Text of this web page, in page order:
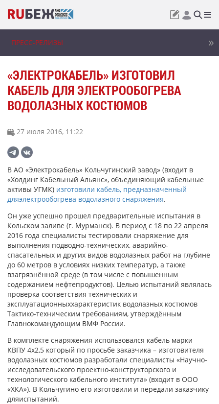
ПРЕСС-РЕЛИЗЫ
«ЭЛЕКТРОКАБЕЛЬ» ИЗГОТОВИЛ
КАБЕЛЬ ДЛЯ ЭЛЕКТРООБОГРЕВА
ВОДОЛАЗНЫХ КОСТЮМОВ
27 июля 2016, 11:22
В АО «Электрокабель» Кольчугинский завод» (входит в
«Холдинг Кабельный Альянс», объединяющий кабельные
активы УГМК) изготовили кабель, предназначенный
дляэлектрообогрева водолазного снаряжения.
Он уже успешно прошел предварительные испытания в
Кольском заливе (г. Мурманск). В период с 18 по 22 апреля
2016 года специалисты тестировали снаряжение для
выполнения подводно-технических, аварийно-
спасательных и других видов водолазных работ на глубине
до 60 метров в условиях низких температур, а также
взагрязнённой среде (в том числе с повышенным
содержанием нефтепродуктов). Целью испытаний являлась
проверка соответствия технических и
эксплуатационныххарактеристик водолазных костюмов
Тактико-техническим требованиям, утверждённым
Главнокомандующим ВМФ России.
В комплекте снаряжения использовался кабель марки
КВПУ 4х2,5 который по просьбе заказчика – изготовителя
водолазных костюмов разработали специалисты «Научно-
исследовательского проектно-конструкторского и
технологического кабельного института» (входит в ООО
«ХКА»). В Кольчугино его изготовили и передали заказчику
дляиспытаний.